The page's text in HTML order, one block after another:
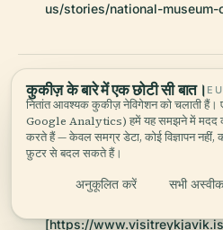
us/stories/national-
Nordic Visitor, 2025,
Information [https://
guide/attractions/reykjavik-
the-national-museum-of-
Reykjavík City Card, 2025,
[https://
कुकीज़ के बारे में एक छोटी सी बात।
नितांत आवश्यक कुकीज़ नेविगेशन को चलाती
Google Analytics) हमें यह समझने में मदद
करते हैं — केवल समग्र डेटा, कोई विज्ञापन नहीं,
फ़ुटर से बदल सकते हैं।
अनुकूलित करें सभी